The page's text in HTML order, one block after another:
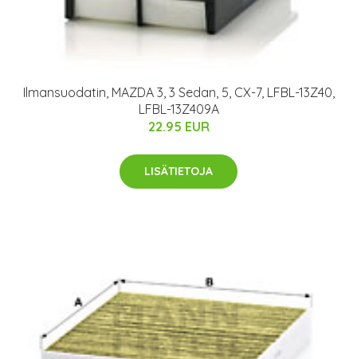
Ilmansuodatin, MAZDA 3, 3 Sedan, 5, CX-7, LFBL-13Z40,
LFBL-13Z409A
22.95 EUR
LISÄTIETOJA